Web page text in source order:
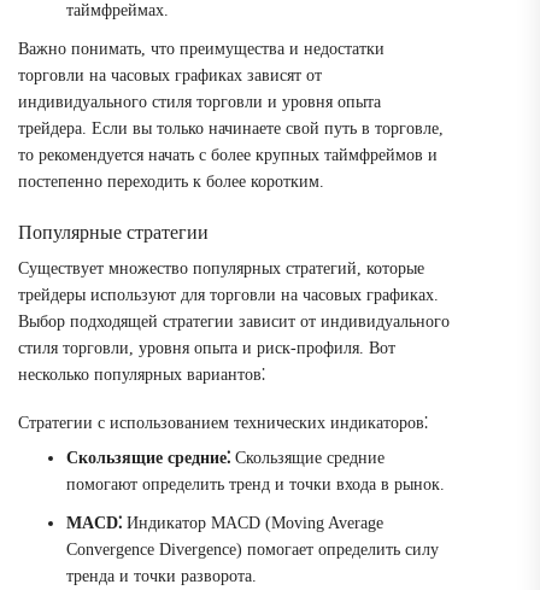
таймфреймах.
Важно понимать, что преимущества и недостатки
торговли на часовых графиках зависят от
индивидуального стиля торговли и уровня опыта
трейдера. Если вы только начинаете свой путь в торговле,
то рекомендуется начать с более крупных таймфреймов и
постепенно переходить к более коротким.
Популярные стратегии
Существует множество популярных стратегий, которые
трейдеры используют для торговли на часовых графиках.
Выбор подходящей стратегии зависит от индивидуального
стиля торговли, уровня опыта и риск-профиля. Вот
несколько популярных вариантов⁚
Стратегии с использованием технических индикаторов⁚
Скользящие средние⁚ Скользящие средние
помогают определить тренд и точки входа в рынок.
MACD⁚ Индикатор MACD (Moving Average
Convergence Divergence) помогает определить силу
тренда и точки разворота.